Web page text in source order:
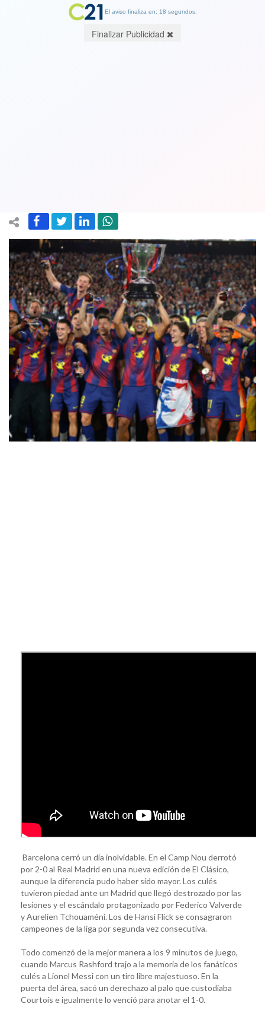
Barcelona cerró un día inolvidable. En el Camp Nou derrotó
por 2-0 al Real Madrid en una nueva edición de El Clásico,
aunque la diferencia pudo haber sido mayor. Los culés
tuvieron piedad ante un Madrid que llegó destrozado por las
lesiones y el escándalo protagonizado por Federico Valverde
y Aurelien Tchouaméni. Los de Hansi Flick se consagraron
campeones de la liga por segunda vez consecutiva.
Todo comenzó de la mejor manera a los 9 minutos de juego,
cuando Marcus Rashford trajo a la memoria de los fanáticos
culés a Lionel Messi con un tiro libre majestuoso. En la
puerta del área, sacó un derechazo al palo que custodiaba
Courtois e igualmente lo venció para anotar el 1-0.
El aviso finaliza en: 17 segundos.
Finalizar Publicidad